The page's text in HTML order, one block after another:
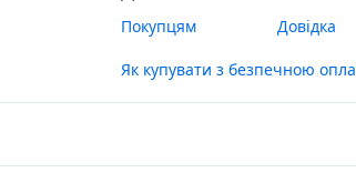
Покупцям Довідка
Як купувати з безпечною